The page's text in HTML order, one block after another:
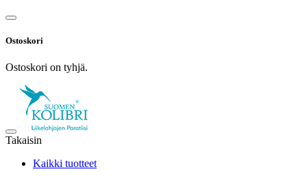
Ostoskori
Ostoskori on tyhjä.
Takaisin
Kaikki tuotteet